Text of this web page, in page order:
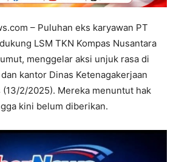
– Puluhan eks karyawan PT
LSM TKN Kompas Nusantara
menggelar aksi unjuk rasa di
kantor Dinas Ketenagakerjaan
(13/2/2025). Mereka menuntut hak
kini belum diberikan.